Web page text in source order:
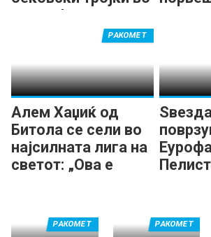
светот!
Алем Хаџиќ од
Битола се сели во
најсилната лига на
светот: „Ова е
РАКОМЕТ
РАКОМЕТ РАКОМЕТ